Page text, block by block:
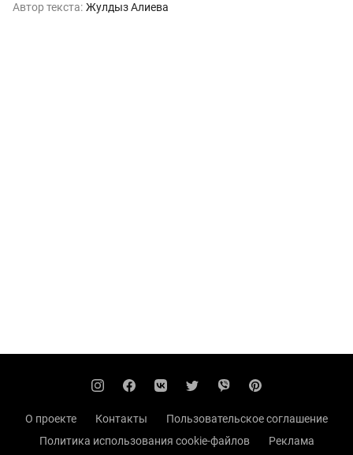
Автор текста: Жулдыз Алиева
О проекте Контакты
Пользовательское соглашение
Политика использования cookie-файлов
Реклама